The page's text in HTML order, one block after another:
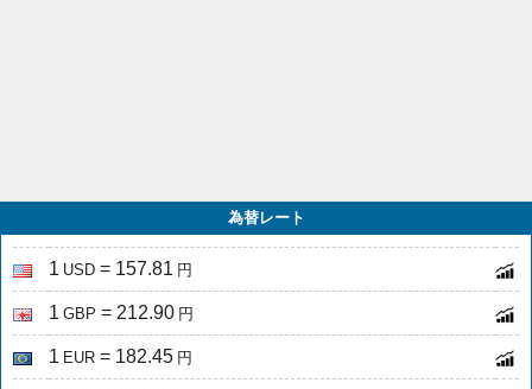
為替レート
1 USD = 157.81 円
1 GBP = 212.90 円
1 EUR = 182.45 円